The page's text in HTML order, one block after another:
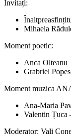
Invitați:
Mihaela
Moment poetic:
Anca Olteanu
Grabriel
Moment muzica
Ana-Maria
Valentin Țuca
Moderator: Vali